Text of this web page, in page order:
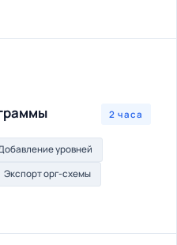
2 часа
уровней
Экспорт орг-схемы